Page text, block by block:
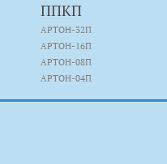
ППКП
АРТОН-32П
АРТОН-16П
АРТОН-08П
АРТОН-04П